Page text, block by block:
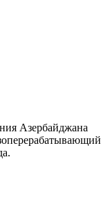
Азербайджана